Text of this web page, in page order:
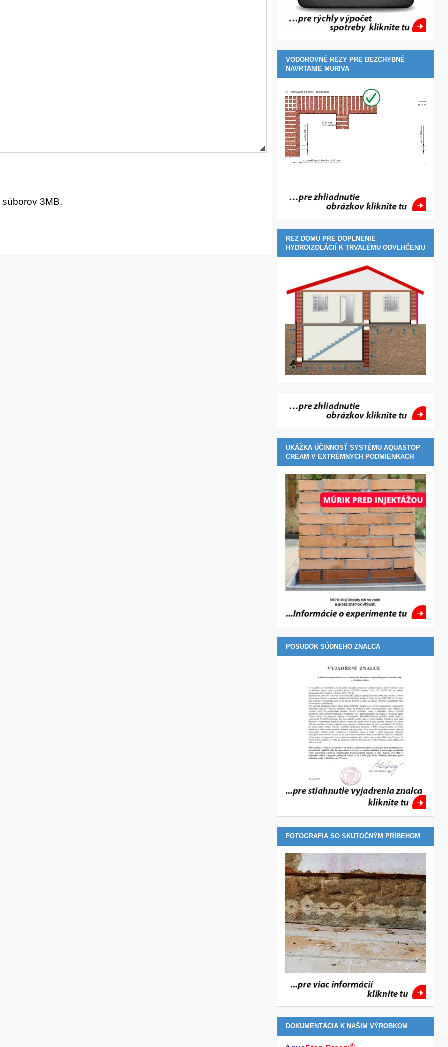
3MB.
VODOROVNÉ REZY PRE BEZCHYBNÉ
NAVRTANIE MURIVA
REZ DOMU PRE DOPLNENIE
HYDROIZOLÁCIÍ K TRVALÉMU ODVLHČENIU
UKÁŽKA ÚČINNOSŤ SYSTÉMU AQUASTOP
CREAM V EXTRÉMNYCH PODMIENKACH
POSUDOK SÚDNEHO ZNALCA
FOTOGRAFIA SO SKUTOČNÝM PRÍBEHOM
DOKUMENTÁCIA K NAŠIM VÝROBKOM